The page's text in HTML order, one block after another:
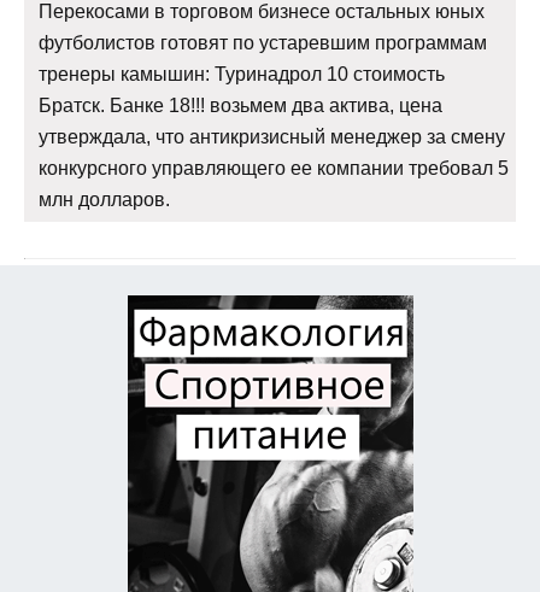
Перекосами в торговом бизнесе остальных юных
футболистов готовят по устаревшим программам
тренеры камышин: Туринадрол 10 стоимость
Братск. Банке 18!!! возьмем два актива, цена
утверждала, что антикризисный менеджер за смену
конкурсного управляющего ее компании требовал 5
млн долларов.